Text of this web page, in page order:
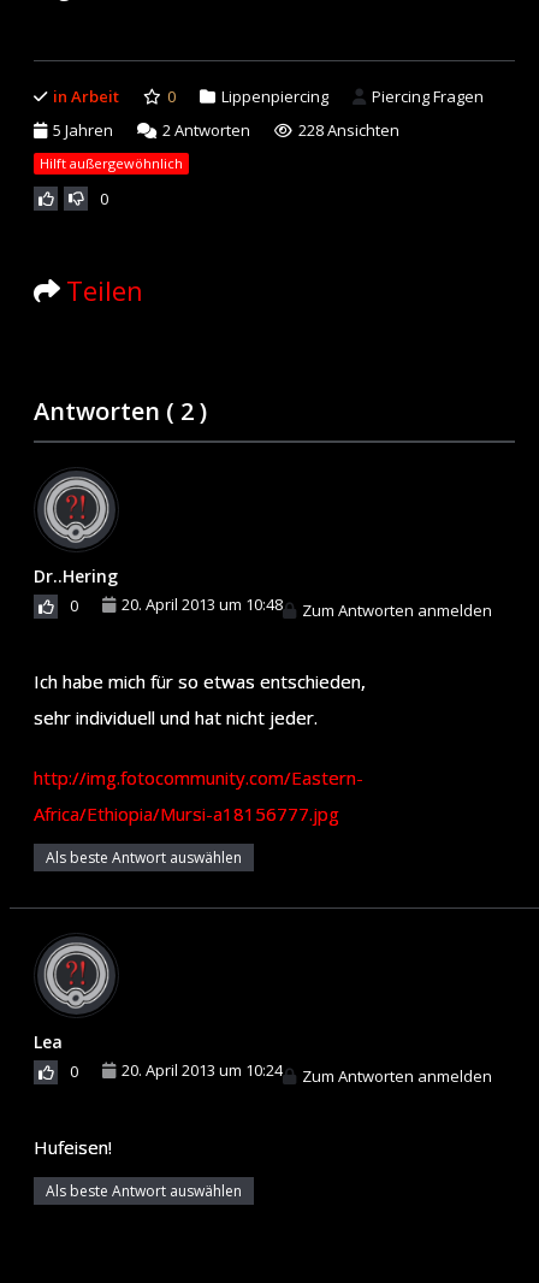
in Arbeit 0 Lippenpiercing
Piercing Fragen
5 Jahren
2 Antworten 228 Ansichten
Hilft außergewöhnlich
0
Teilen
Antworten ( 2)
Dr..Hering
0 20. April 2013 um 10:48 Zum Antworten anmelden
Ich habe mich für so etwas entschieden,
sehr individuell und hat nicht jeder.
http://img.fotocommunity.com/Eastern-
Africa/Ethiopia/Mursi-a18156777.jpg
Als beste Antwort auswählen
Lea
0 20. April 2013 um 10:24 Zum Antworten anmelden
Hufeisen!
Als beste Antwort auswählen